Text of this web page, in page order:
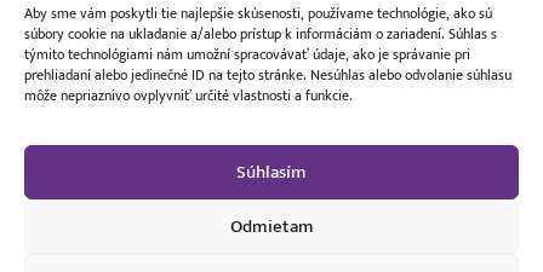
Aby sme vám poskytli tie najlepšie skúsenosti, používame technológie, ako sú
súbory cookie na ukladanie a/alebo prístup k informáciám o zariadení. Súhlas s
týmito technológiami nám umožní spracovávať údaje, ako je správanie pri
prehliadaní alebo jedinečné ID na tejto stránke. Nesúhlas alebo odvolanie súhlasu
môže nepriaznivo ovplyvniť určité vlastnosti a funkcie.
Súhlasím
Odmietam
Dôležité odkazy
Obchodné podmienky